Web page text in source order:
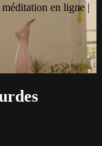
en ligne |